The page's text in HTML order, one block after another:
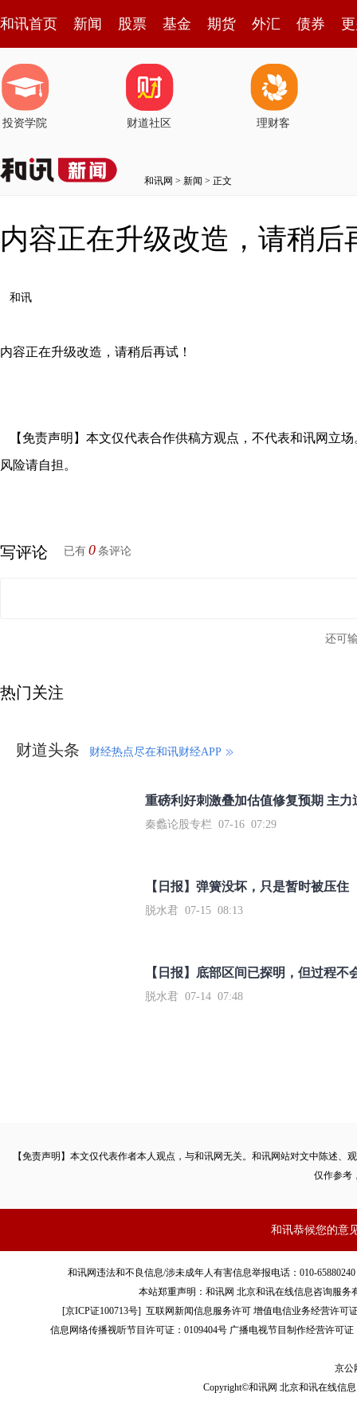
和讯首页 新闻 股票 基金 期货 外汇 债券
投资学院 财道社区 理财客
和讯网 > 新闻 > 正文
内容正在升级改造，请稍后
和讯
内容正在升级改造，请稍后再试！
【免责声明】本文仅代表合作供稿方观点，不代表和讯网立
风险请自担。
写评论 已有 0 条评论
还可
热门关注
财道头条 财经热点尽在和讯财经APP
秦蠡论股专栏 07-16 07:29
【日报】弹簧没坏，只是暂时被压住
脱水君 07-15 08:13
【日报】底部区间已探明，但过程不
脱水君 07-14 07:48
【免责声明】本文仅代表作者本人观点，与和讯网无关。和讯网站对文中陈述
仅作参考
和讯恭候您的意
和讯网违法和不良信息/涉未成年人有害信息举报电话：010-
本站郑重声明：和讯网 北京和讯在线信息咨询服
[京ICP证100713号]互联网新闻信息服务许可 增值电信业务经营许可
信息网络传播视听节目许可证：0109404号 广播电视节目制作经营许可证
京公
Copyright©和讯网 北京和讯在线信